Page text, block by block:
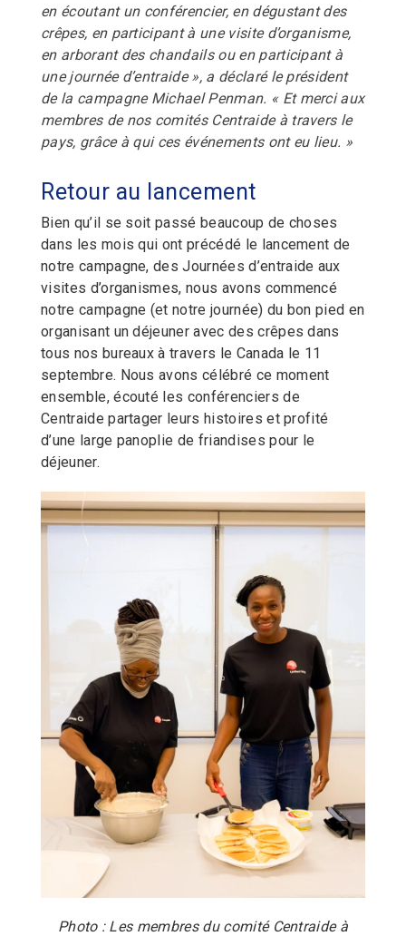
en écoutant un conférencier, en dégustant des
crêpes, en participant à une visite d’organisme,
en arborant des chandails ou en participant à
une journée d’entraide », a déclaré le président
de la campagne Michael Penman. « Et merci aux
membres de nos comités Centraide à travers le
pays, grâce à qui ces événements ont eu lieu. »
Retour au lancement
Bien qu’il se soit passé beaucoup de choses
dans les mois qui ont précédé le lancement de
notre campagne, des Journées d’entraide aux
visites d’organismes, nous avons commencé
notre campagne (et notre journée) du bon pied en
organisant un déjeuner avec des crêpes dans
tous nos bureaux à travers le Canada le 11
septembre. Nous avons célébré ce moment
ensemble, écouté les conférenciers de
Centraide partager leurs histoires et profité
d’une large panoplie de friandises pour le
déjeuner.
Photo : Les membres du comité Centraide à